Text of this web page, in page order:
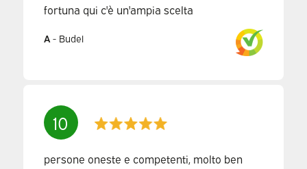
fortuna qui c'è un'ampia scelta
A- Budel
10
persone oneste e competenti, molto ben